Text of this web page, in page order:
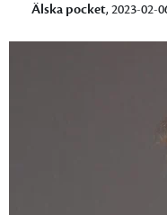
Älska pocket, 2023-02-